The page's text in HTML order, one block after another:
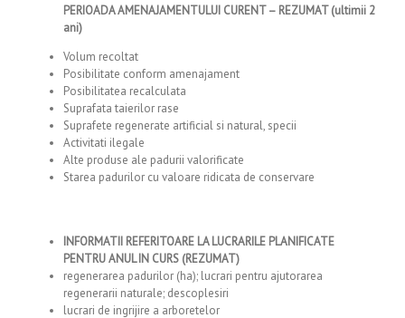
PERIOADA AMENAJAMENTULUI CURENT – REZUMAT (ultimii 2
ani)
Volum recoltat
Posibilitate conform amenajament
Posibilitatea recalculata
Suprafata taierilor rase
Suprafete regenerate artificial si natural, specii
Activitati ilegale
Alte produse ale padurii valorificate
Starea padurilor cu valoare ridicata de conservare
INFORMATII REFERITOARE LA LUCRARILE PLANIFICATE
PENTRU ANUL IN CURS (REZUMAT)
regenerarea padurilor (ha); lucrari pentru ajutorarea
regenerarii naturale; descoplesiri
lucrari de ingrijire a arboretelor